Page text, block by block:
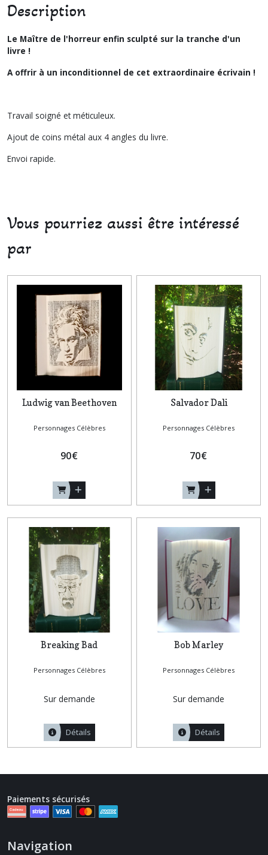
Description
Le Maître de l'horreur enfin sculpté sur la tranche d'un
livre !
A offrir à un inconditionnel de cet extraordinaire écrivain !
Travail soigné et méticuleux.
Ajout de coins métal aux 4 angles du livre.
Envoi rapide.
Vous pourriez aussi être intéressé
par
Ludwig van Beethoven
Personnages Célèbres
90€
Salvador Dali
Personnages Célèbres
70€
Breaking Bad
Personnages Célèbres
Sur demande
Détails
Bob Marley
Personnages Célèbres
Sur demande
Détails
Paiements sécurisés
Navigation